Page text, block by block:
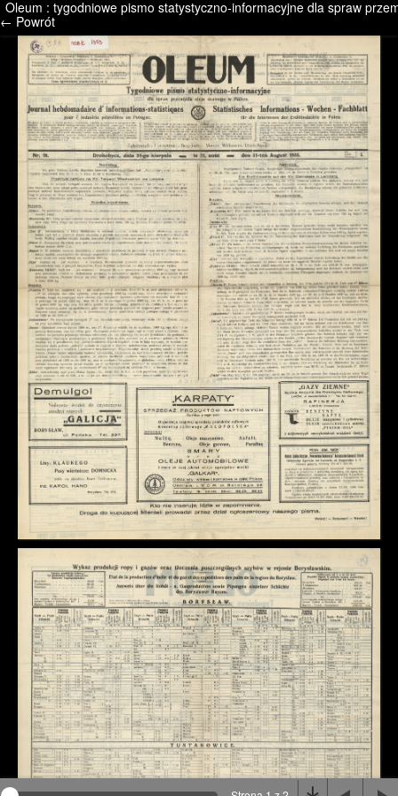
/* */ /* */ /* pliki_strona_po_stronie */
Oleum : tygodniowe pismo statystyczno-informacyjne dla spraw
← Powrót
Na stronie wykorzystywane są pliki cookie, bądź
podobne rozwiązania. Aby poznać szczegóły zapoznaj
się zpolityką prywatności.
Rozumiem